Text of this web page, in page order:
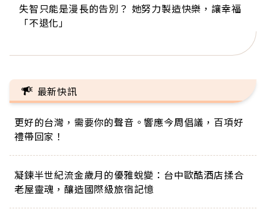
失智只能是漫長的告別？ 她努力製造快樂，讓幸福
「不退化」
來自剛果的巧克力神父 為台灣奉獻36年 「台灣是我
的家，我連作夢都講台語！」
63歲卸矽谷副總、搬回台灣找快樂！「蛋黃哥小
丑」走進安養院，逗樂上萬爺奶：退休後才開始真
104歲打破金氏世界紀錄 成為全球最年長羽球選
手，分享長壽的秘密原來是「這個」
事業巔峰他選擇追夢…黑手阿伯拉小提琴還登上小
巨蛋！連CNN都大讚！
最新快訊
更好的台灣，需要你的聲音。響應今周倡議，百項好
禮帶回家！
凝鍊半世紀流金歲月的優雅蛻變：台中歐酷酒店揉合
老屋靈魂，釀造國際級旅宿記憶